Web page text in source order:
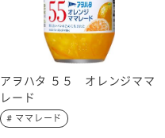
アヲハタ ５５ オレンジママ
レード
# ママレード